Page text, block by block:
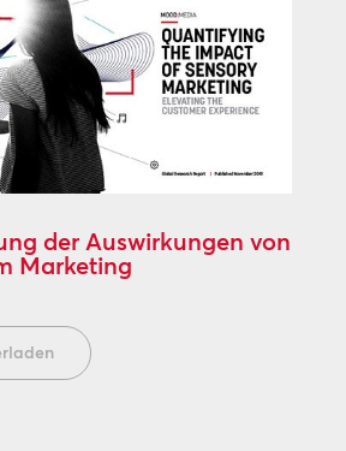
der Auswirkungen von
Marketing